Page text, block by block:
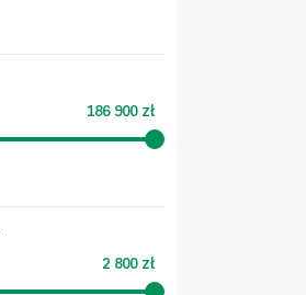
186 900 zł
2 800 zł